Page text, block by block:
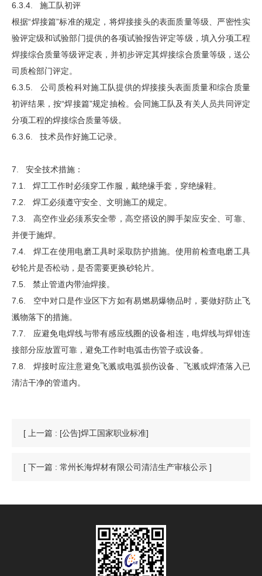
6.3.4. 施工队初评
根据“焊接篇”标准的规定，将焊接接头的表面质量等级、严密性实
验评定级和试验部门提供的各项试验报告评定等级，填入分项工程
焊接综合质量等级评定表，并初步评定其焊接综合质量等级，送公
司质检部门评定。
6.3.5. 公司质检科对施工队提供的焊接接头表面质量和综合质量
初评结果，按“焊接篇”规定抽检。会同施工队及有关人员共同评定
分项工程的焊接综合质量等级。
6.3.6. 技术员作好施工记录。
7. 安全技术措施：
7.1. 焊工工作时必须穿工作服，戴绝缘手套，穿绝缘鞋。
7.2. 焊工必须遵守安全、文明施工的规定。
7.3. 高空作业必须系安全带，高空搭设的脚手架应安全、可靠、
并便于施焊。
7.4. 焊工在使用电磨工具时采取防护措施。使用前检查电磨工具
砂轮片是否松动，是否需要更换砂轮片。
7.5. 禁止管道内带油焊接。
7.6. 空中对口是作业区下方如有易燃易爆物品时，要做好防止飞
溅物落下的措施。
7.7. 应避免电焊线与带有感应线圈的设备相连，电焊线与焊钳连
接部分应放置可靠，避免工作时电弧击伤管子或设备。
7.8. 焊接时应注意避免飞溅或电弧损伤设备、飞溅或焊渣落入已
清洁干净的管道内。
[ 上一篇 : [公告]焊工国家职业标准]
[ 下一篇 : 常州长海焊材有限公司清洁生产审核公示 ]